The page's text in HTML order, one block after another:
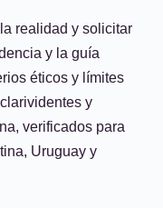
realidad y solicitar
y la guía
éticos y límites
y
verificados para
Uruguay y